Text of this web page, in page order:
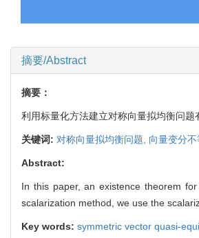
摘要/Abstract
摘要：
利用标量化方法建立对称向量拟均衡问
关键词: 对称向量拟均衡问题, 向量变分不
Abstract:
In this paper, an existence theorem
scalarization method, we use the
Key words: symmetric vector quasi-